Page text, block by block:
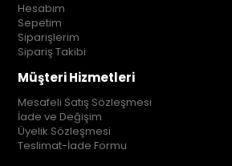
Hesabım
Sepetim
Siparişlerim
Sipariş Takibi
Müşteri Hizmetleri
Mesafeli Satış Sözleşmesi
İade ve Değişim
Üyelik Sözleşmesi
Teslimat-İade Formu